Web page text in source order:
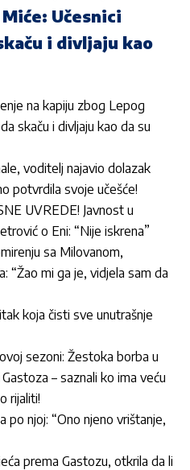
Učesnici
i divljaju kao
na kapiju zbog Lepog
skaču i divljaju kao da su
voditelj najavio dolazak
potvrdila svoje učešće!
UVREDE! Javnost u
o Eni: “Nije iskrena”
sa Milovanom,
“Žao mi ga je, vidjela sam da
koja čisti sve unutrašnje
sezoni: Žestoka borba u
– saznali ko ima veću
rijaliti!
po njoj: “Ono njeno vrištanje,
prema Gastozu, otkrila da li